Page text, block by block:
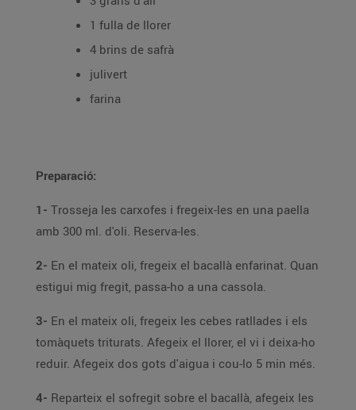
1 fulla de llorer
4 brins de safrà
julivert
farina
Preparació:
1- Trosseja les carxofes i fregeix-les en una paella
amb 300 ml. d'oli. Reserva-les.
2- En el mateix oli, fregeix el bacallà enfarinat. Quan
estigui mig fregit, passa-ho a una cassola.
3- En el mateix oli, fregeix les cebes ratllades i els
tomàquets triturats. Afegeix el llorer, el vi i deixa-ho
reduir. Afegeix dos gots d'aigua i cou-lo 5 min més.
4- Reparteix el sofregit sobre el bacallà, afegeix les